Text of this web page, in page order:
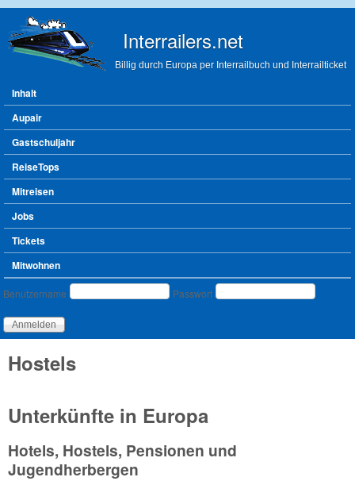
Interrailers.net
Billig durch Europa per Interrailbuch und Interrailticket
Hauptmenü
Inhalt
Aupair
Gastschuljahr
ReiseTops
Mitreisen
Jobs
Tickets
Mitwohnen
Benutzeranmeldung
Benutzername Passwort
Hostels
Unterkünfte in Europa
Hotels, Hostels, Pensionen und
Jugendherbergen